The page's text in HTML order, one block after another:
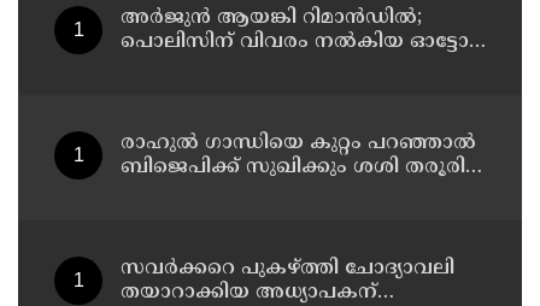
അര്‍ജുന്‍ ആയങ്കി റിമാന്‍ഡില്‍;
പൊലിസിന് വിവരം നൽകിയ ഓട്ടോ
രാഹുല്‍ ഗാന്ധിയെ കുറ്റം പറഞ്ഞാല്‍
ബിജെപിക്ക് സുഖിക്കും ശശി തരൂരിന്
സവര്‍ക്കറെ പുകഴ്ത്തി ചോദ്യാവലി
തയാറാക്കിയ അധ്യാപകന്